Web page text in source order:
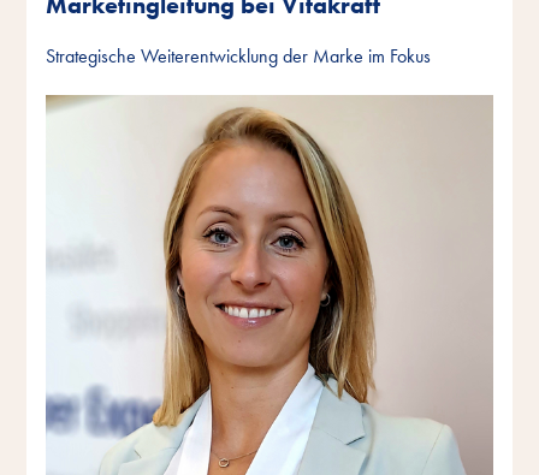
Strategische Weiterentwicklung der Marke im Fokus